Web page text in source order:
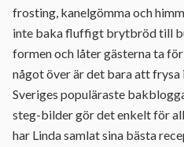
frosting, kanelgömma och
inte baka fluffigt brytbröd till
formen och låter gästerna ta
något över är det bara att frysa
Sveriges populäraste
steg-bilder gör det enkelt för
har Linda samlat sina bästa